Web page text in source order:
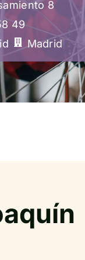
8
49
Madrid